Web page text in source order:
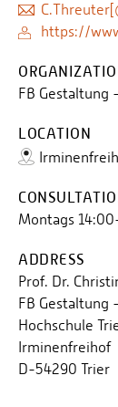
https://
FB Gestaltung
LOCATION
Montags
ADDRESS
Prof. Dr.
FB Gestaltung
Hochschule
Irminenfreihof
D-54290 Trier